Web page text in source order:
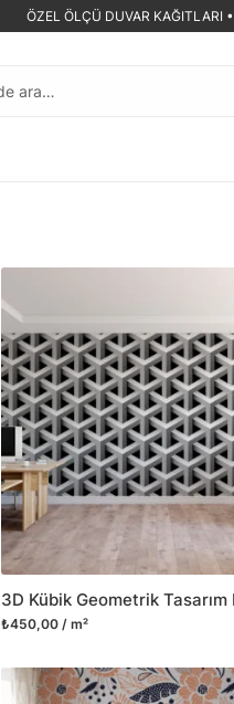
ÖZEL ÖLÇÜ DUVAR KAĞITLARI •
₺450,00 / m²